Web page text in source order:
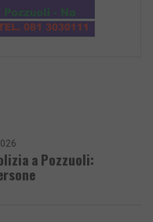
a Pozzuoli: